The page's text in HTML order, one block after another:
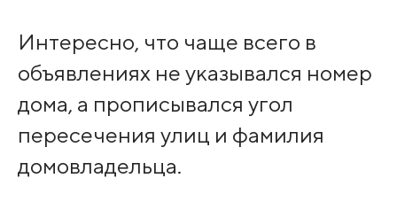
Интересно, что чаще всего в
объявлениях не указывался номер
дома, а прописывался угол
пересечения улиц и фамилия
домовладельца.